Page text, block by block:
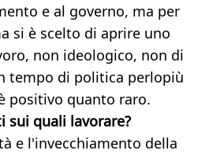
e al governo, ma per
si è scelto di aprire uno
non ideologico, non di
tempo di politica perlopiù
positivo quanto raro.
sui quali lavorare?
e l'invecchiamento della